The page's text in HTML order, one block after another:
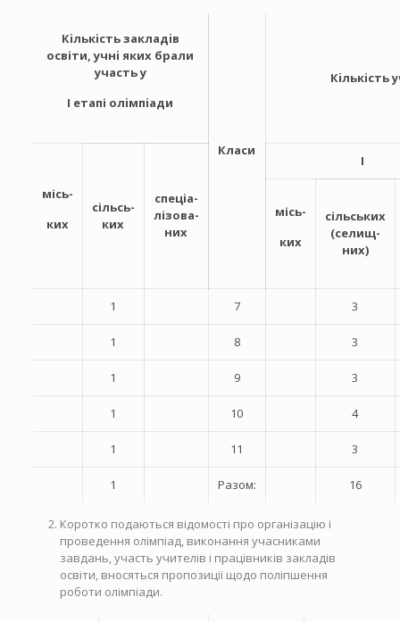
Кiлькiсть закладiв
освіти, учнi яких брали
участь у
І етапі олiмпiади
Класи
Кiлькiсть
місь-
ких
сільсь-
ких
спеціа-
лізова-
них
I
місь-
ких
сільських
(селищ-
них)
1 7 3
1 8 3
1 9 3
1 10 4
1 11 3
1 Разом: 16
Коротко подаються відомості про організацію і
проведення олімпіад, виконання учасниками
завдань, участь учителів і працівників закладів
освіти, вносяться пропозиції щодо поліпшення
роботи олімпіади.